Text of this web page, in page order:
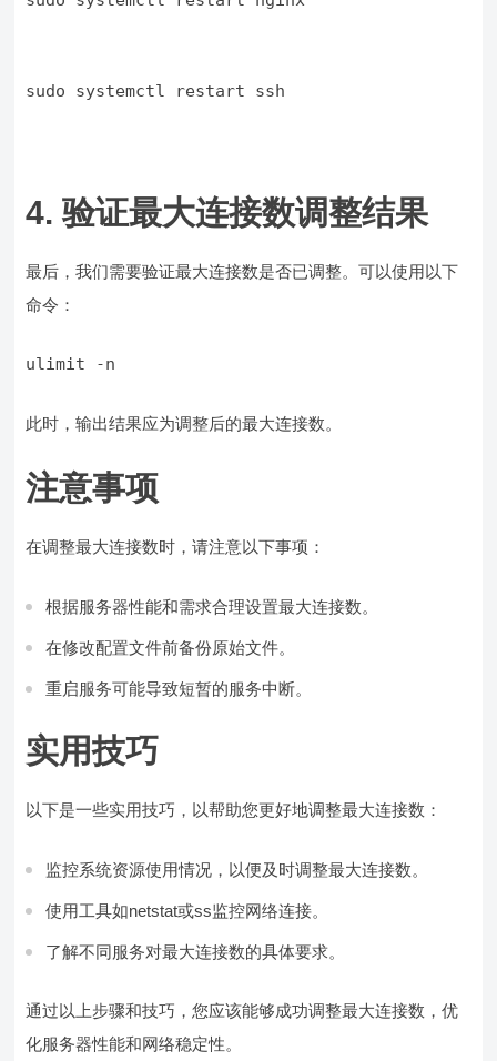
sudo systemctl restart ssh
4. 验证最大连接数调整结果
最后，我们需要验证最大连接数是否已调整。可以使用以下
命令：
此时，输出结果应为调整后的最大连接数。
注意事项
在调整最大连接数时，请注意以下事项：
根据服务器性能和需求合理设置最大连接数。
在修改配置文件前备份原始文件。
重启服务可能导致短暂的服务中断。
实用技巧
以下是一些实用技巧，以帮助您更好地调整最大连接数：
监控系统资源使用情况，以便及时调整最大连接数。
使用工具如netstat或ss监控网络连接。
了解不同服务对最大连接数的具体要求。
通过以上步骤和技巧，您应该能够成功调整最大连接数，优
化服务器性能和网络稳定性。